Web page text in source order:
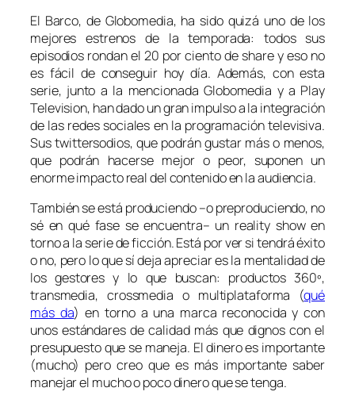
El Barco, de Globomedia, ha sido quizá uno de los
mejores estrenos de la temporada: todos sus
episodios rondan el 20 por ciento de sharey eso no
es fácil de conseguir hoy día. Además, con esta
serie, junto a la mencionada Globomedia y a Play
Television, han dado un gran impulso a la integración
de las redes sociales en la programación televisiva.
Sustwittersodios, que podrán gustar más o menos,
que podrán hacerse mejor o peor, suponen un
enorme impacto real del contenido en la audiencia.
También se está produciendo –o preproduciendo, no
sé en qué fase se encuentra– un reality showen
torno a la serie de ficción. Está por ver si tendrá éxito
o no, pero lo que sí deja apreciar es la mentalidad de
los gestores y lo que buscan: productos 360º,
transmedia, crossmedia o multiplataforma (qué
más da) en torno a una marca reconocida y con
unos estándares de calidad más que dignos con el
presupuesto que se maneja. El dinero es importante
(mucho) pero creo que es más importante saber
manejar el mucho o poco dinero que se tenga.